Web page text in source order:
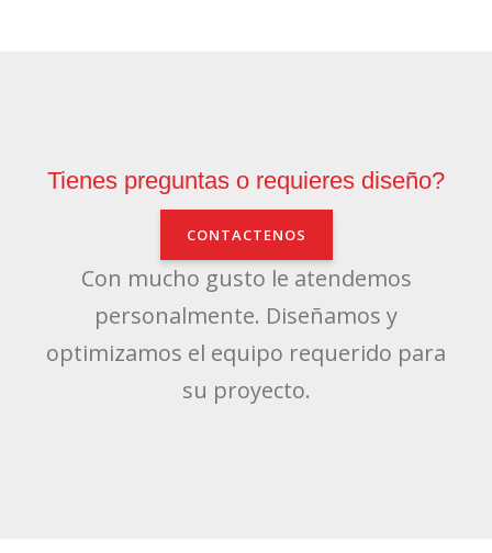
Tienes preguntas o requieres diseño?
CONTACTENOS
Con mucho gusto le atendemos
personalmente. Diseñamos y
optimizamos el equipo requerido para
su proyecto.